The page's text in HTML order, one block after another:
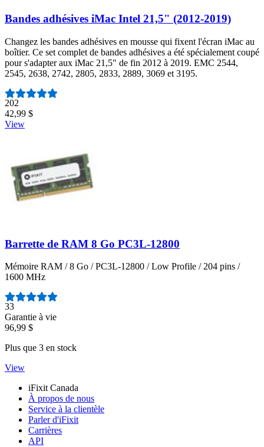
Bandes adhésives iMac Intel 21,5" (2012-2019)
Changez les bandes adhésives en mousse qui fixent l'écran iMac au
boîtier. Ce set complet de bandes adhésives a été spécialement coupé
pour s'adapter aux iMac 21,5" de fin 2012 à 2019. EMC 2544,
2545, 2638, 2742, 2805, 2833, 2889, 3069 et 3195.
Nombre d'avis :
202
42,99 $
View
Barrette de RAM 8 Go PC3L-12800
Mémoire RAM / 8 Go / PC3L-12800 / Low Profile / 204 pins /
1600 MHz
Nombre d'avis :
33
Garantie à vie
96,99 $
Plus que 3 en stock
View
iFixit Canada
À propos de nous
Service à la clientèle
Parler d'iFixit
Carrières
API